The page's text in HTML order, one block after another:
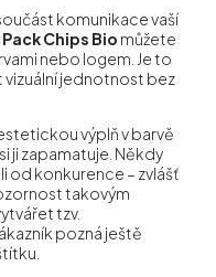
komunikace vaší
Pack Chips Bio můžete
nebo logem. Je to
jednotnost bez
výplň v barvě
ji zapamatuje. Někdy
od konkurence – zvlášť
takovým
tzv.
pozná ještě